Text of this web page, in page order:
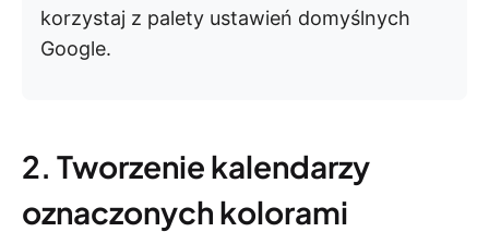
korzystaj z palety ustawień domyślnych
Google.
2. Tworzenie kalendarzy
oznaczonych kolorami